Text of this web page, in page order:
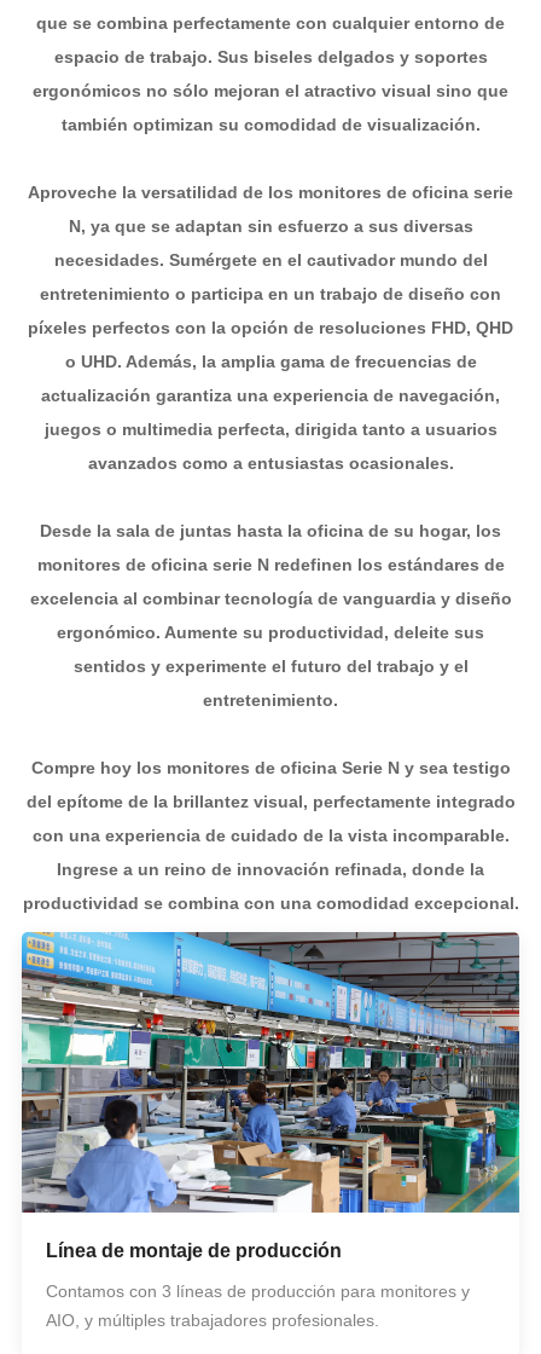
que se combina perfectamente con cualquier entorno de
espacio de trabajo. Sus biseles delgados y soportes
ergonómicos no sólo mejoran el atractivo visual sino que
también optimizan su comodidad de visualización.
Aproveche la versatilidad de los monitores de oficina serie
N, ya que se adaptan sin esfuerzo a sus diversas
necesidades. Sumérgete en el cautivador mundo del
entretenimiento o participa en un trabajo de diseño con
píxeles perfectos con la opción de resoluciones FHD, QHD
o UHD. Además, la amplia gama de frecuencias de
actualización garantiza una experiencia de navegación,
juegos o multimedia perfecta, dirigida tanto a usuarios
avanzados como a entusiastas ocasionales.
Desde la sala de juntas hasta la oficina de su hogar, los
monitores de oficina serie N redefinen los estándares de
excelencia al combinar tecnología de vanguardia y diseño
ergonómico. Aumente su productividad, deleite sus
sentidos y experimente el futuro del trabajo y el
entretenimiento.
Compre hoy los monitores de oficina Serie N y sea testigo
del epítome de la brillantez visual, perfectamente integrado
con una experiencia de cuidado de la vista incomparable.
Ingrese a un reino de innovación refinada, donde la
productividad se combina con una comodidad excepcional.
Línea de montaje de producción
Contamos con 3 líneas de producción para monitores y
AIO, y múltiples trabajadores profesionales.